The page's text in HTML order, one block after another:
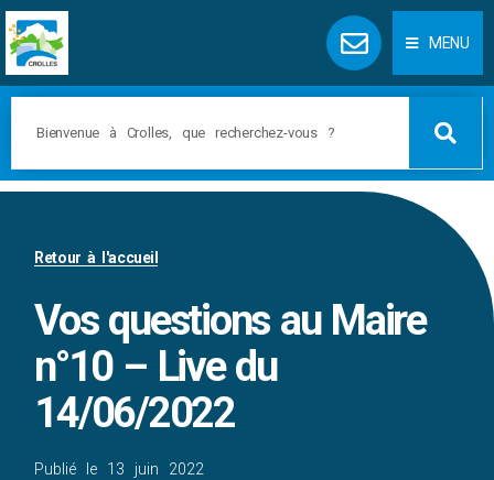
MENU
Retour à l'accueil
Vos questions au Maire
n°10 – Live du
14/06/2022
Publié le 13 juin 2022
Panneau de gestion des cookies